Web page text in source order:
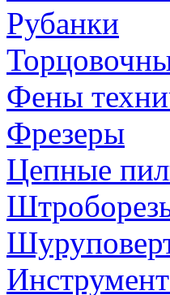
Рубанки
Фены
Фрезеры
Цепные